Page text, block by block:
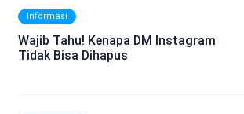
Informasi
Wajib Tahu! Kenapa DM Instagram
Tidak Bisa Dihapus